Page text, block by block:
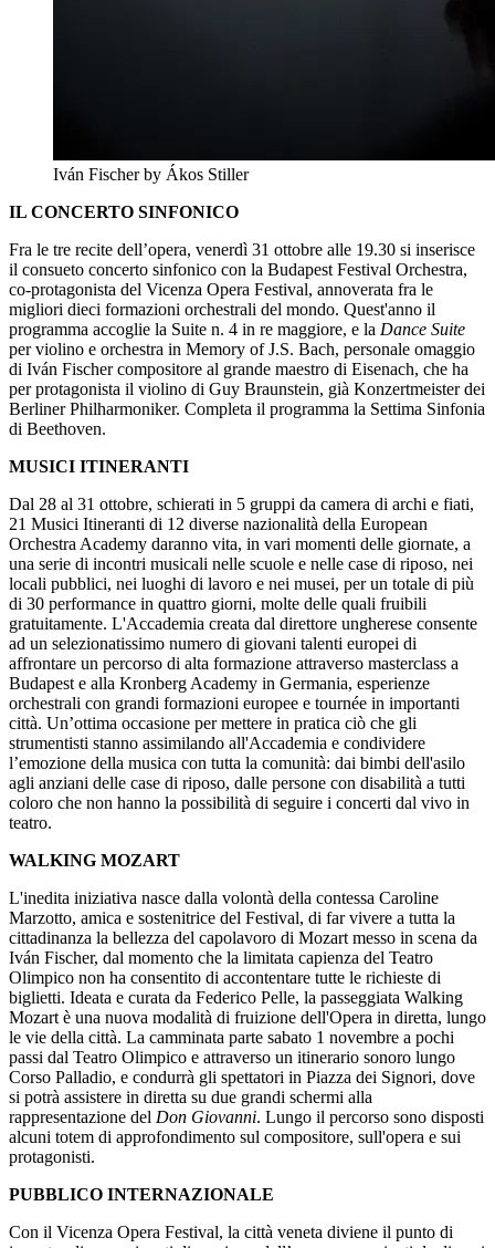
Iván Fischer by Ákos Stiller
IL CONCERTO SINFONICO
Fra le tre recite dell’opera, venerdì 31 ottobre alle 19.30 si inserisce
il consueto concerto sinfonico con la Budapest Festival Orchestra,
co-protagonista del Vicenza Opera Festival, annoverata fra le
migliori dieci formazioni orchestrali del mondo. Quest'anno il
programma accoglie la Suite n. 4 in re maggiore, e la Dance Suite
per violino e orchestra in Memory of J.S. Bach, personale omaggio
di Iván Fischer compositore al grande maestro di Eisenach, che ha
per protagonista il violino di Guy Braunstein, già Konzertmeister dei
Berliner Philharmoniker. Completa il programma la Settima Sinfonia
di Beethoven.
MUSICI ITINERANTI
Dal 28 al 31 ottobre, schierati in 5 gruppi da camera di archi e fiati,
21 Musici Itineranti di 12 diverse nazionalità della European
Orchestra Academy daranno vita, in vari momenti delle giornate, a
una serie di incontri musicali nelle scuole e nelle case di riposo, nei
locali pubblici, nei luoghi di lavoro e nei musei, per un totale di più
di 30 performance in quattro giorni, molte delle quali fruibili
gratuitamente. L'Accademia creata dal direttore ungherese consente
ad un selezionatissimo numero di giovani talenti europei di
affrontare un percorso di alta formazione attraverso masterclass a
Budapest e alla Kronberg Academy in Germania, esperienze
orchestrali con grandi formazioni europee e tournée in importanti
città. Un’ottima occasione per mettere in pratica ciò che gli
strumentisti stanno assimilando all'Accademia e condividere
l’emozione della musica con tutta la comunità: dai bimbi dell'asilo
agli anziani delle case di riposo, dalle persone con disabilità a tutti
coloro che non hanno la possibilità di seguire i concerti dal vivo in
teatro.
WALKING MOZART
L'inedita iniziativa nasce dalla volontà della contessa Caroline
Marzotto, amica e sostenitrice del Festival, di far vivere a tutta la
cittadinanza la bellezza del capolavoro di Mozart messo in scena da
Iván Fischer, dal momento che la limitata capienza del Teatro
Olimpico non ha consentito di accontentare tutte le richieste di
biglietti. Ideata e curata da Federico Pelle, la passeggiata Walking
Mozart è una nuova modalità di fruizione dell'Opera in diretta, lungo
le vie della città. La camminata parte sabato 1 novembre a pochi
passi dal Teatro Olimpico e attraverso un itinerario sonoro lungo
Corso Palladio, e condurrà gli spettatori in Piazza dei Signori, dove
si potrà assistere in diretta su due grandi schermi alla
rappresentazione del Don Giovanni. Lungo il percorso sono disposti
alcuni totem di approfondimento sul compositore, sull'opera e sui
protagonisti.
PUBBLICO INTERNAZIONALE
Con il Vicenza Opera Festival, la città veneta diviene il punto di